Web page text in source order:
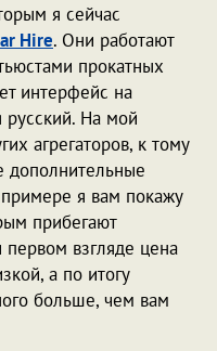
я сейчас
Hire. Они работают
прокатных
интерфейс на
русский. На мой
агрегаторов, к тому
дополнительные
я вам покажу
прибегают
взгляде цена
а по итогу
больше, чем вам